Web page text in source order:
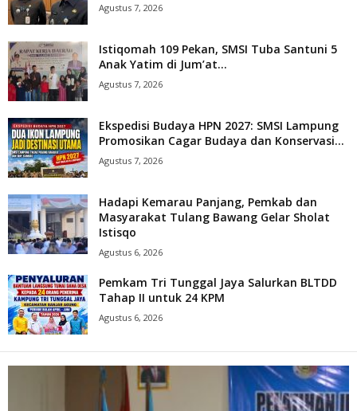
Agustus 7, 2026
Istiqomah 109 Pekan, SMSI Tuba Santuni 5
Anak Yatim di Jum’at...
Agustus 7, 2026
Ekspedisi Budaya HPN 2027: SMSI Lampung
Promosikan Cagar Budaya dan Konservasi...
Agustus 7, 2026
Hadapi Kemarau Panjang, Pemkab dan
Masyarakat Tulang Bawang Gelar Sholat
Istisqo
Agustus 6, 2026
Pemkam Tri Tunggal Jaya Salurkan BLTDD
Tahap II untuk 24 KPM
Agustus 6, 2026